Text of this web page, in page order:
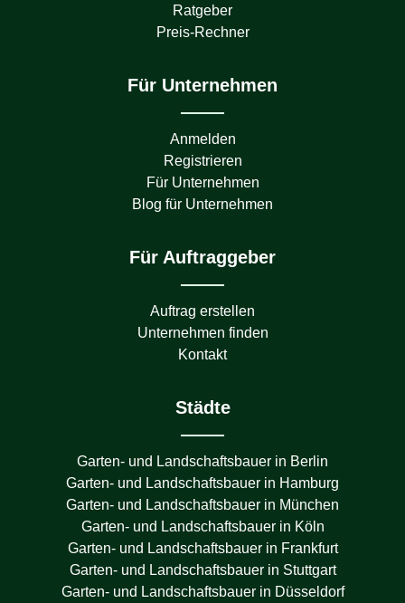
Ratgeber
Preis-Rechner
Für Unternehmen
Anmelden
Registrieren
Für Unternehmen
Blog für Unternehmen
Für Auftraggeber
Auftrag erstellen
Unternehmen finden
Kontakt
Städte
Garten- und Landschaftsbauer in Berlin
Garten- und Landschaftsbauer in Hamburg
Garten- und Landschaftsbauer in München
Garten- und Landschaftsbauer in Köln
Garten- und Landschaftsbauer in Frankfurt
Garten- und Landschaftsbauer in Stuttgart
Garten- und Landschaftsbauer in Düsseldorf